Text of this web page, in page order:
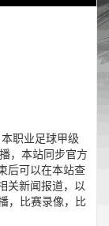
职业足球甲级
，本站同步官方
后可以在本站查
关新闻报道，以
，比赛录像，比